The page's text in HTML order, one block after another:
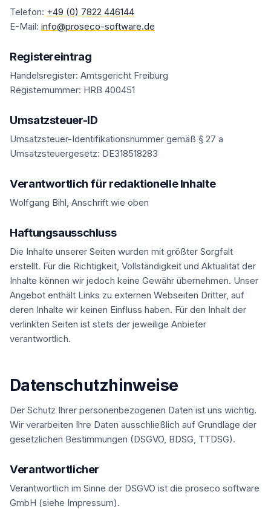
Telefon: +49 (0) 7822 446144
E-Mail: info@proseco-software.de
Registereintrag
Handelsregister: Amtsgericht Freiburg
Registernummer: HRB 400451
Umsatzsteuer-ID
Umsatzsteuer-Identifikationsnummer gemäß § 27 a
Umsatzsteuergesetz: DE318518283
Verantwortlich für redaktionelle Inhalte
Wolfgang Bihl, Anschrift wie oben
Haftungsausschluss
Die Inhalte unserer Seiten wurden mit größter Sorgfalt
erstellt. Für die Richtigkeit, Vollständigkeit und Aktualität der
Inhalte können wir jedoch keine Gewähr übernehmen. Unser
Angebot enthält Links zu externen Webseiten Dritter, auf
deren Inhalte wir keinen Einfluss haben. Für den Inhalt der
verlinkten Seiten ist stets der jeweilige Anbieter
verantwortlich.
Datenschutzhinweise
Der Schutz Ihrer personenbezogenen Daten ist uns wichtig.
Wir verarbeiten Ihre Daten ausschließlich auf Grundlage der
gesetzlichen Bestimmungen (DSGVO, BDSG, TTDSG).
Verantwortlicher
Verantwortlich im Sinne der DSGVO ist die proseco software
GmbH (siehe Impressum).